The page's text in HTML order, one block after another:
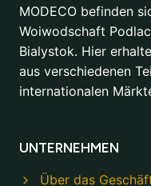
MODECO befinden
Woiwodschaft
Bialystok. Hier
aus verschiedenen
internationalen
UNTERNEHMEN
Über das